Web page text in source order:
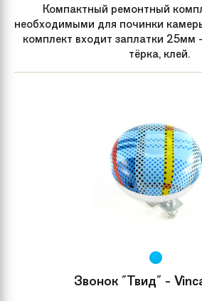
Компактный ремонтный
необходимыми для починки
комплект входит заплатки
тёрка, клей.
Звонок "Твид" -